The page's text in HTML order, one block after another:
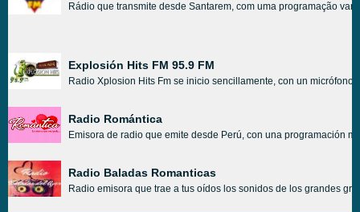
Rádio que transmite desde Santarem, com uma programação
Explosión Hits FM 95.9 FM
Radio Xplosion Hits Fm se inicio sencillamente, con un
Radio Romántica
Emisora de radio que emite desde Perú, con una programación
Radio Baladas Romanticas
Radio emisora que trae a tus oídos los sonidos de los grandes